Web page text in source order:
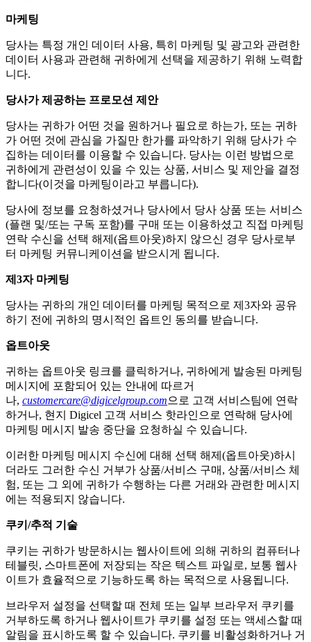
마케팅
당사는 특정 개인 데이터 사용, 특히 마케팅 및 광고와 관련한
데이터 사용과 관련해 귀하에게 선택을 제공하기 위해 노력합
니다.
당사가 제공하는 프로모션 제안
당사는 귀하가 어떤 것을 원하거나 필요로 하는가, 또는 귀하
가 어떤 것에 관심을 가질만 한가를 파악하기 위해 당사가 수
집하는 데이터를 이용할 수 있습니다. 당사는 이런 방법으로
귀하에게 관련성이 있을 수 있는 상품, 서비스 및 제안을 결정
합니다(이것을 마케팅이라고 부릅니다).
당사에 정보를 요청하셨거나 당사에서 당사 상품 또는 서비스
(플랜 및/또는 구독 포함)를 구매 또는 이용하셨고 직접 마케팅
연락 수신을 선택 해제(옵트아웃)하지 않으신 경우 당사로부
터 마케팅 커뮤니케이션을 받으시게 됩니다.
제3자 마케팅
당사는 귀하의 개인 데이터를 마케팅 목적으로 제3자와 공유
하기 전에 귀하의 명시적인 옵트인 동의를 받습니다.
옵트아웃
귀하는 옵트아웃 링크를 클릭하거나, 귀하에게 발송된 마케팅
메시지에 포함되어 있는 안내에 따르거
나, customercare@digicelgroup.com으로 고객 서비스팀에 연락
하거나, 현지 Digicel 고객 서비스 핫라인으로 연락해 당사에
마케팅 메시지 발송 중단을 요청하실 수 있습니다.
이러한 마케팅 메시지 수신에 대해 선택 해제(옵트아웃)하시
더라도 그러한 수신 거부가 상품/서비스 구매, 상품/서비스 체
험, 또는 그 외에 귀하가 수행하는 다른 거래와 관련한 메시지
에는 적용되지 않습니다.
쿠키/추적 기술
쿠키는 귀하가 방문하시는 웹사이트에 의해 귀하의 컴퓨터나
테블릿, 스마트폰에 저장되는 작은 텍스트 파일로, 보통 웹사
이트가 효율적으로 기능하도록 하는 목적으로 사용됩니다.
브라우저 설정을 선택할 때 전체 또는 일부 브라우저 쿠키를
거부하도록 하거나 웹사이트가 쿠키를 설정 또는 액세스할 때
알림을 표시하도록 할 수 있습니다. 쿠키를 비활성화하거나 거